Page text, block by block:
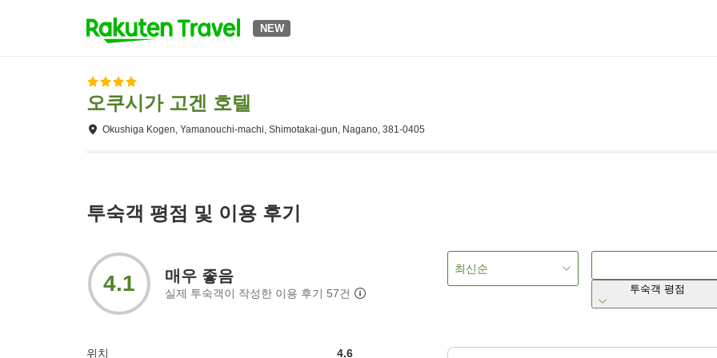
NEW
오쿠시가 고겐 호텔
Okushiga Kogen, Yamanouchi-machi, Shimotakai-gun, Nagano, 381-0405
투숙객 평점 및 이용 후기
4.1 매우 좋음
실제 투숙객이 작성한 이용 후기 57건
위치 4.6
최신순
투숙객 평점